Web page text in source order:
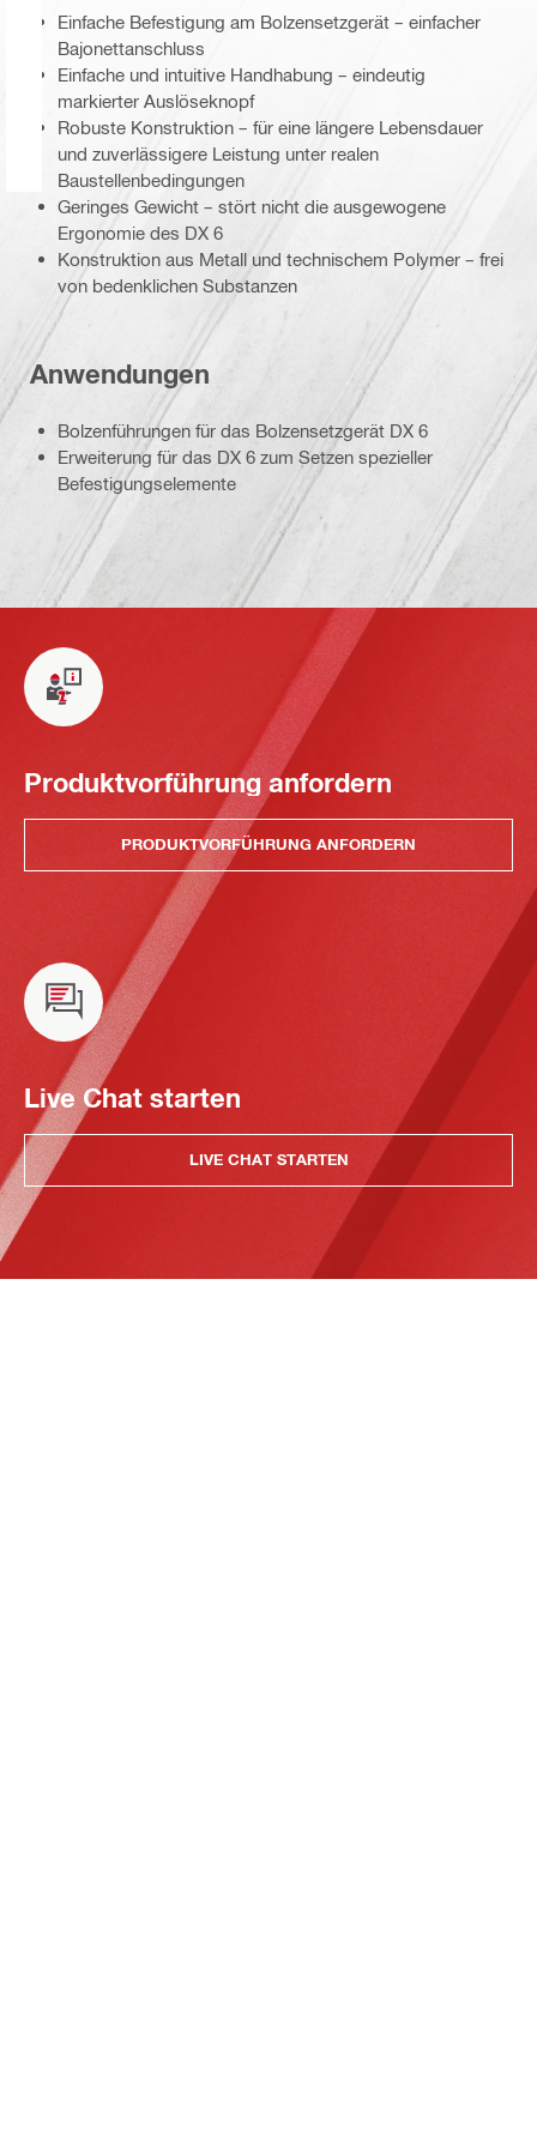
Einfache Befestigung am Bolzensetzgerät – einfacher
Bajonettanschluss
Einfache und intuitive Handhabung – eindeutig
markierter Auslöseknopf
Robuste Konstruktion – für eine längere Lebensdauer
und zuverlässigere Leistung unter realen
Baustellenbedingungen
Geringes Gewicht – stört nicht die ausgewogene
Ergonomie des DX 6
Konstruktion aus Metall und technischem Polymer – frei
von bedenklichen Substanzen
Anwendungen
Bolzenführungen für das Bolzensetzgerät DX 6
Erweiterung für das DX 6 zum Setzen spezieller
Befestigungselemente
Produktvorführung anfordern
PRODUKTVORFÜHRUNG ANFORDERN
Live Chat starten
LIVE CHAT STARTEN